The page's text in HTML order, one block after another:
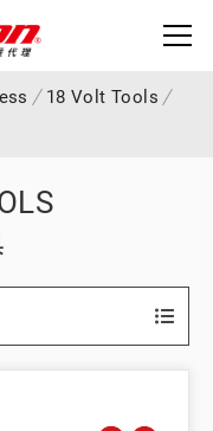
18 Volt Tools